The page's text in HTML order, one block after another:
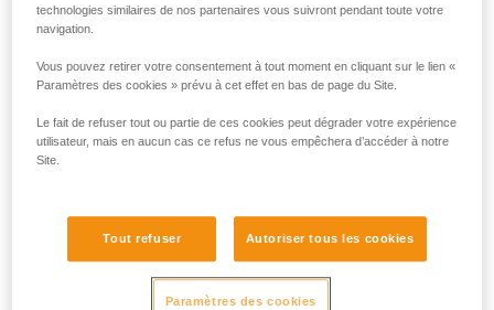
technologies similaires de nos partenaires vous suivront pendant toute votre
navigation.
Vous pouvez retirer votre consentement à tout moment en cliquant sur le lien «
Paramètres des cookies » prévu à cet effet en bas de page du Site.
Le fait de refuser tout ou partie de ces cookies peut dégrader votre expérience
utilisateur, mais en aucun cas ce refus ne vous empêchera d’accéder à notre
Site.
Tout refuser Autoriser tous les cookies
Paramètres des cookies